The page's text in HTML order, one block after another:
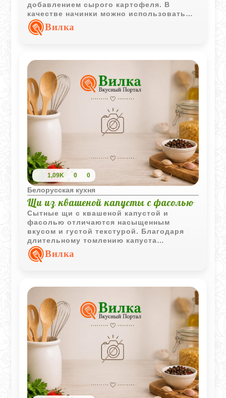
добавлением сырого картофеля. В
качестве начинки можно использовать
творог или сезонные ягоды, а подавать
блюдо лучше со сметаной, маслом или
Вилка
1,09K 0 0
Белорусская кухня
Щи из квашеной капусты с фасолью
Сытные щи с квашеной капустой и
фасолью отличаются насыщенным
вкусом и густой текстурой. Благодаря
длительному томлению капуста
становится мягкой и хорошо сочетается
с ароматным бульоном.
Вилка